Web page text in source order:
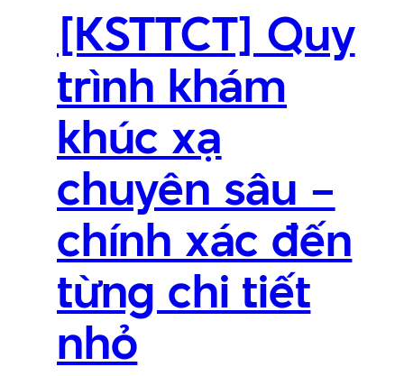
[KSTTCT] Quy
trình khám
khúc xạ
chuyên sâu –
chính xác đến
từng chi tiết
nhỏ